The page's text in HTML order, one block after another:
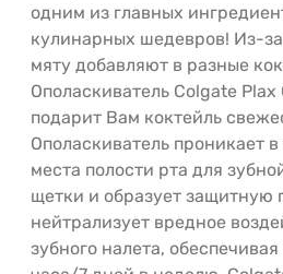
одним из главных
кулинарных шедевров! Из-
мяту добавляют в разные
Ополаскиватель Colgate
подарит Вам коктейль
Ополаскиватель проникает
места полости рта для
щетки и образует защитную
нейтрализует вредное
зубного налета,